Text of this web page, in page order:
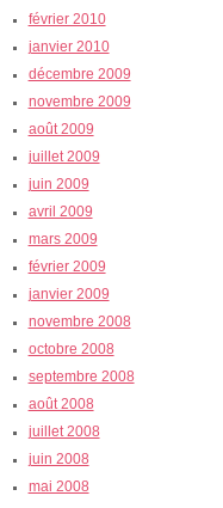
février 2010
janvier 2010
décembre 2009
novembre 2009
août 2009
juillet 2009
juin 2009
avril 2009
mars 2009
février 2009
janvier 2009
novembre 2008
octobre 2008
septembre 2008
août 2008
juillet 2008
juin 2008
mai 2008